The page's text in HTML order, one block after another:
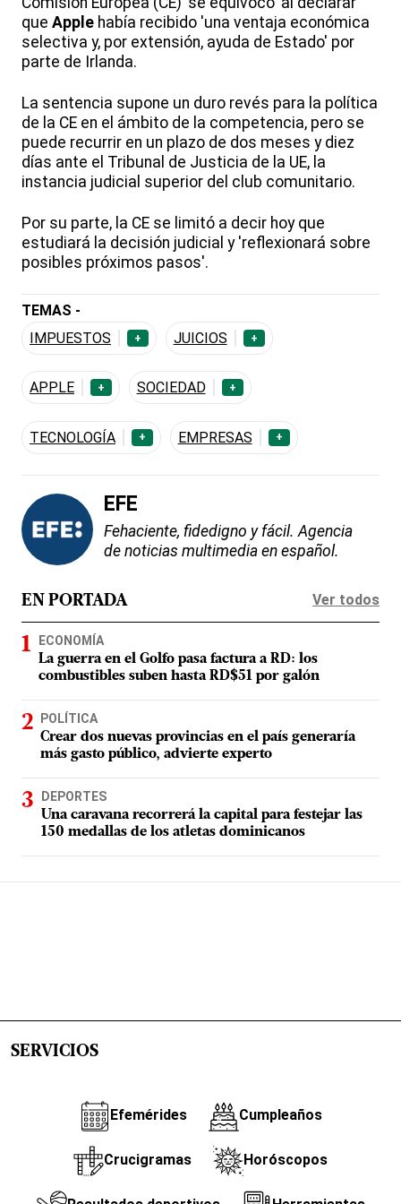
que Apple había recibido 'una ventaja económica
selectiva y, por extensión, ayuda de Estado' por
parte de Irlanda.
La sentencia supone un duro revés para la política
de la CE en el ámbito de la competencia, pero se
puede recurrir en un plazo de dos meses y diez
días ante el Tribunal de Justicia de la UE, la
instancia judicial superior del club comunitario.
Por su parte, la CE se limitó a decir hoy que
estudiará la decisión judicial y 'reflexionará sobre
posibles próximos pasos'.
TEMAS -
IMPUESTOS
+ JUICIOS +
APPLE + SOCIEDAD +
TECNOLOGÍA + EMPRESAS +
EFE
Fehaciente, fidedigno y fácil. Agencia
de noticias multimedia en español.
EN PORTADA Ver todos
ECONOMÍA
La guerra en el Golfo pasa factura a RD: los
combustibles suben hasta RD$51 por galón
POLÍTICA
Crear dos nuevas provincias en el país generaría
más gasto público, advierte experto
DEPORTES
Una caravana recorrerá la capital para festejar las
150 medallas de los atletas dominicanos
SERVICIOS
Efemérides Cumpleaños
Crucigramas Horóscopos